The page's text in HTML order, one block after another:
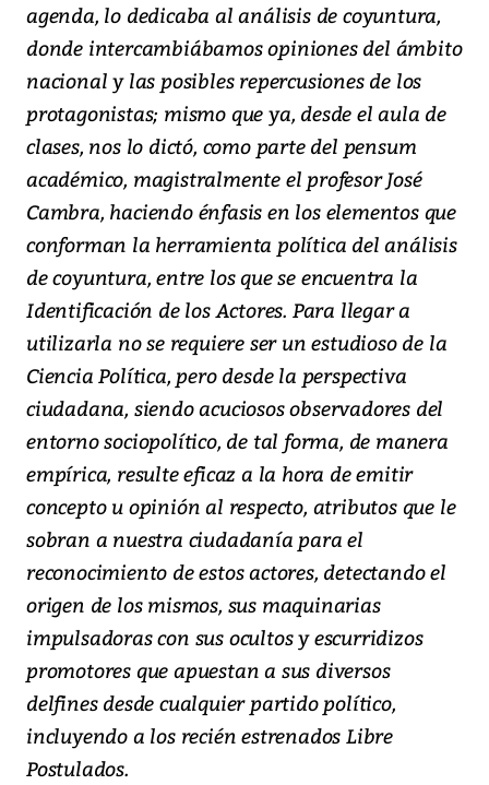
agenda, lo dedicaba al análisis de coyuntura,
donde intercambiábamos opiniones del ámbito
nacional y las posibles repercusiones de los
protagonistas; mismo que ya, desde el aula de
clases, nos lo dictó, como parte del pensum
académico, magistralmente el profesor José
Cambra, haciendo énfasis en los elementos que
conforman la herramienta política del análisis
de coyuntura, entre los que se encuentra la
Identificación de los Actores. Para llegar a
utilizarla no se requiere ser un estudioso de la
Ciencia Política, pero desde la perspectiva
ciudadana, siendo acuciosos observadores del
entorno sociopolítico, de tal forma, de manera
empírica, resulte eficaz a la hora de emitir
concepto u opinión al respecto, atributos que le
sobran a nuestra ciudadanía para el
reconocimiento de estos actores, detectando el
origen de los mismos, sus maquinarias
impulsadoras con sus ocultos y escurridizos
promotores que apuestan a sus diversos
delfines desde cualquier partido político,
incluyendo a los recién estrenados Libre
Postulados.